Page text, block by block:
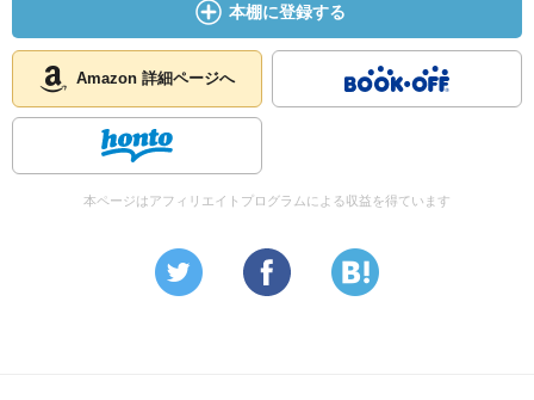
本棚に登録する
Amazon 詳細ページへ
本ページはアフィリエイトプログラムによる収益を得ています